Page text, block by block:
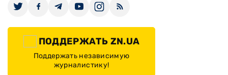
ПОДДЕРЖАТЬ ZN.UA
Поддержать независимую
журналистику!